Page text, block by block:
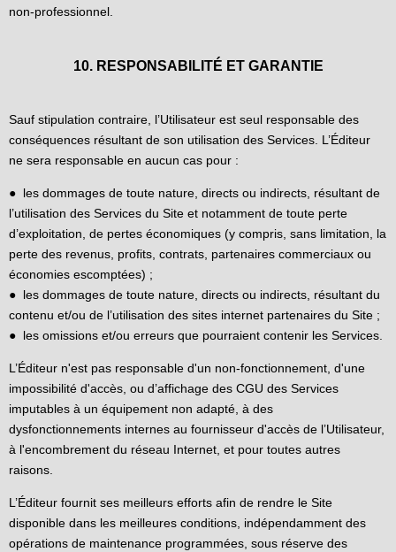
non-professionnel.
10. RESPONSABILITÉ ET GARANTIE
Sauf stipulation contraire, l’Utilisateur est seul responsable des
conséquences résultant de son utilisation des Services. L’Éditeur
ne sera responsable en aucun cas pour :
● les dommages de toute nature, directs ou indirects, résultant de
l’utilisation des Services du Site et notamment de toute perte
d’exploitation, de pertes économiques (y compris, sans limitation, la
perte des revenus, profits, contrats, partenaires commerciaux ou
économies escomptées) ;
● les dommages de toute nature, directs ou indirects, résultant du
contenu et/ou de l’utilisation des sites internet partenaires du Site ;
● les omissions et/ou erreurs que pourraient contenir les Services.
L’Éditeur n'est pas responsable d'un non-fonctionnement, d'une
impossibilité d'accès, ou d’affichage des CGU des Services
imputables à un équipement non adapté, à des
dysfonctionnements internes au fournisseur d'accès de l’Utilisateur,
à l'encombrement du réseau Internet, et pour toutes autres
raisons.
L’Éditeur fournit ses meilleurs efforts afin de rendre le Site
disponible dans les meilleures conditions, indépendamment des
opérations de maintenance programmées, sous réserve des